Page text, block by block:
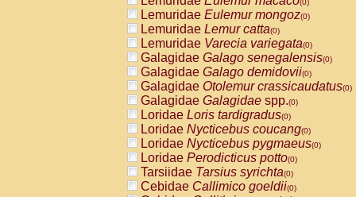
AtelidaeAlouatta fusca(0)
AtelidaeAlouatta seniculus
AtelidaeAlouattaspp.(0)
AtelidaeAteles belzebuth(0)
AtelidaeAteles geoffroyi(0)
AtelidaeAteles paniscus(0)
AtelidaeAtelesspp.(0)
Atelidae Lagothrix lagothricha
AtelidaeLagothrix lagothricha cana
PitheciidaeCacajao calvus
PitheciidaeCallicebus cupreus
PitheciidaeCallicebus donacophilus
PitheciidaeCallicebus moloch
(0)
Lemuridae Eulemur mongoz(0)
Lemuridae Lemur catta(0)
Lemuridae Varecia variegata(0)
Galagidae Galago senegalensis(0)
Galagidae Galago demidovii(0)
Galagidae Otolemur crassicaudatus(0)
Galagidae Galagidae spp.(0)
Loridae Loris tardigradus(0)
Loridae Nycticebus coucang(0)
Loridae Nycticebus pygmaeus(0)
Loridae Perodicticus potto(0)
Tarsiidae Tarsius syrichta(0)
Cebidae Callimico goeldii(0)